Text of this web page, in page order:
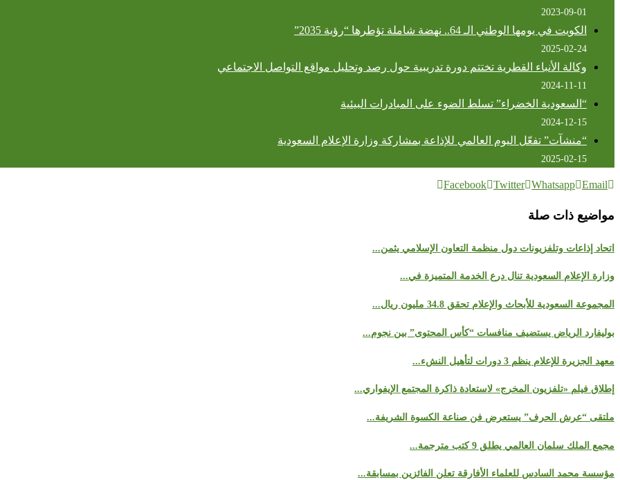
2023-09-01
الكويت في يومها الوطني الـ 64.. نهضة شاملة تؤطرها “رؤية 2035”
2025-02-24
وكالة الأنباء القطرية تختتم دورة تدريبية حول رصد وتحليل مواقع التواصل الاجتماعي
2024-11-11
“السعودية الخضراء” تسلط الضوء على المبادرات البيئية
2024-12-15
“منشآت” تفعّل اليوم العالمي للإذاعة بمشاركة وزارة الإعلام السعودية
2025-02-15
Facebook Twitter Whatsapp Email
مواضيع ذات صلة
اتحاد إذاعات وتلفزيونات دول منظمة التعاون الإسلامي يثمن...
وزارة الإعلام السعودية تنال درع الخدمة المتميزة في...
المجموعة السعودية للأبحاث والإعلام تحقق 34.8 مليون ريال...
بوليفارد الرياض يستضيف منافسات “كأس المحتوى” بين نجوم...
معهد الجزيرة للإعلام ينظم 3 دورات لتأهيل النشء...
إطلاق فيلم «تلفزيون المخرج» لاستعادة ذاكرة المجتمع الإيفواري...
ملتقى “عرش الحرف” يستعرض فن صناعة الكسوة الشريفة...
مجمع الملك سلمان العالمي يطلق 9 كتب مترجمة...
مؤسسة محمد السادس للعلماء الأفارقة تعلن الفائزين بمسابقة...